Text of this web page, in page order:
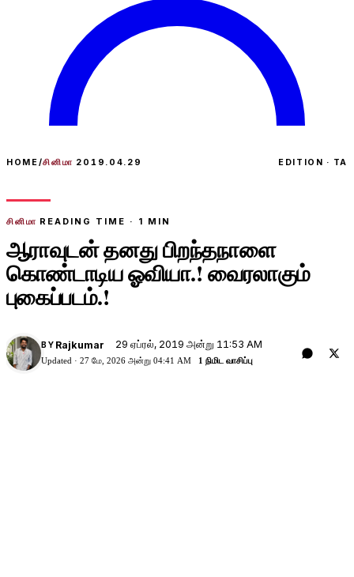
HOME/சினிமா 2019.04.29 EDITION · TA
சினிமா READING TIME · 1 MIN
ஆராவுடன் தனது பிறந்தநாளை
கொண்டாடிய ஓவியா.! வைரலாகும்
புகைப்படம்.!
BY Rajkumar 29 ஏப்ரல், 2019 அன்று 11:53 AM
Updated · 27 மே, 2026 அன்று 04:41 AM 1 நிமிட வாசிப்பு